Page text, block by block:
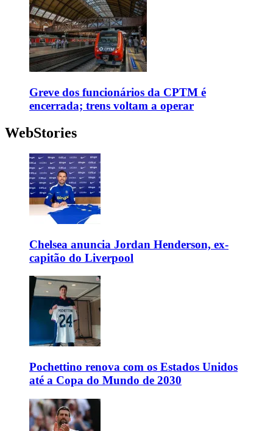
Greve dos funcionários da CPTM é
encerrada; trens voltam a operar
WebStories
Chelsea anuncia Jordan Henderson, ex-
capitão do Liverpool
Pochettino renova com os Estados Unidos
até a Copa do Mundo de 2030